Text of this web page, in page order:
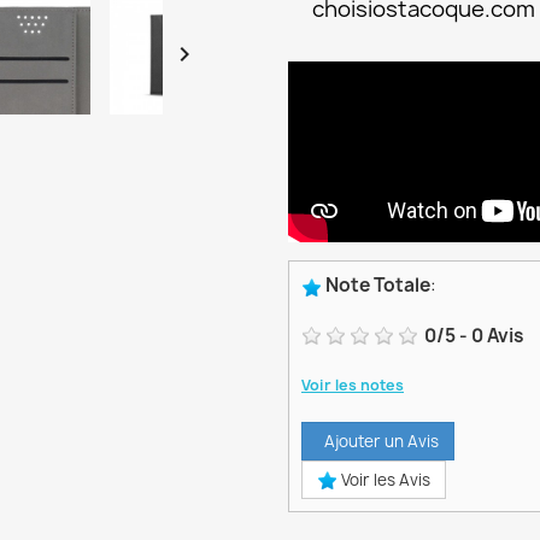

choisiostacoque.com
Note Totale:
0/5- 0Avis
Voir les notes
Ajouter un Avis
Voir les Avis